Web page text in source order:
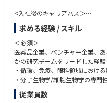
<入社後のキャリアパス＞
●スペシャルティ領域のテーマ立
●グループ長補佐
求める経験 / スキル
＜必須＞
医薬品企業、ベンチャー企業、
かの研究チームをリードした経
・循環、免疫、眼科領域におけ
・分子生物学/細胞生物学の専門
・データサイエンスを活用した創
・博士号取得者
従業員数